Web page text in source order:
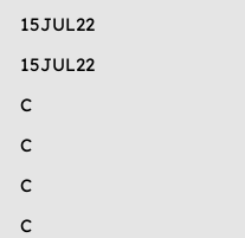
15JUL22
15JUL22
C
C
C
C